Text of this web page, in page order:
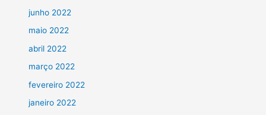
junho 2022
maio 2022
abril 2022
março 2022
fevereiro 2022
janeiro 2022